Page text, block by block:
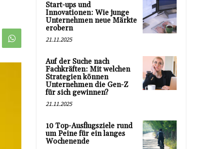
Start-ups und
Innovationen: Wie junge
Unternehmen neue Märkte
erobern
21.11.2025
Auf der Suche nach
Fachkräften: Mit welchen
Strategien können
Unternehmen die Gen-Z
für sich gewinnen?
21.11.2025
10 Top-Ausflugsziele rund
um Peine für ein langes
Wochenende